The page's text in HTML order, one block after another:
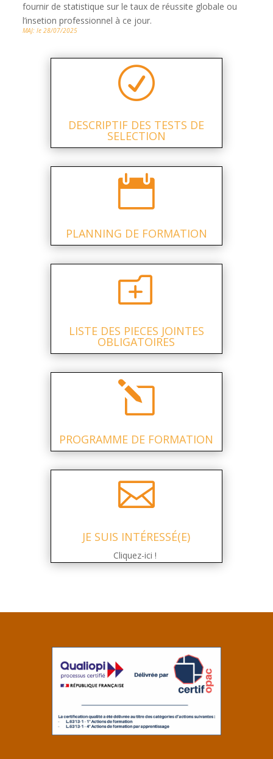
fournir de statistique sur le taux de réussite globale ou
l’insetion professionnel à ce jour.
MAJ: le 28/07/2025
R
DESCRIPTIF DES TESTS DE
SELECTION

PLANNING DE FORMATION
o
LISTE DES PIECES JOINTES
OBLIGATOIRES
l
PROGRAMME DE FORMATION

JE SUIS INTÉRESSÉ(E)
Cliquez-ici !